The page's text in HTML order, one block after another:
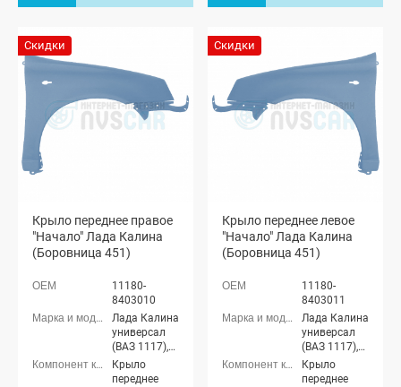
Скидки
Крыло переднее правое
"Начало" Лада Калина
(Боровница 451)
11180-
8403010
Лада Калина
универсал
(ВАЗ 1117),
Лада Калина
седан (ВАЗ
Крыло
переднее
Скидки
Крыло переднее левое
"Начало" Лада Калина
(Боровница 451)
11180-
8403011
Лада Калина
универсал
(ВАЗ 1117),
Лада Калина
седан (ВАЗ
Крыло
переднее